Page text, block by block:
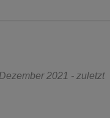
2021 - zuletzt